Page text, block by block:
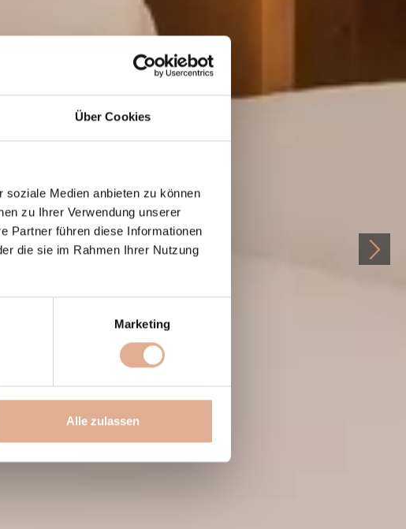
Über Cookies
Medien anbieten zu können
zu Ihrer Verwendung unserer
Partner führen diese Informationen
die sie im Rahmen Ihrer Nutzung
Marketing
Alle zulassen